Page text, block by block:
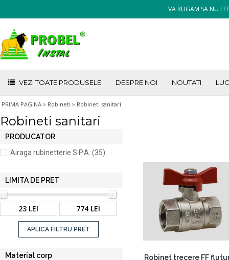
VA RUGAM SA NU
VEZI TOATE PRODUSELE DESPRE NOI NOUTATI
PRIMA PAGINA » Robineti » Robineti sanitari
Robineti sanitari
PRODUCATOR
Airaga rubinetterie S.P.A. (35)
LIMITA DE PRET
23 LEI 774 LEI
APLICA FILTRU PRET
Material corp
Robinet trecere FF